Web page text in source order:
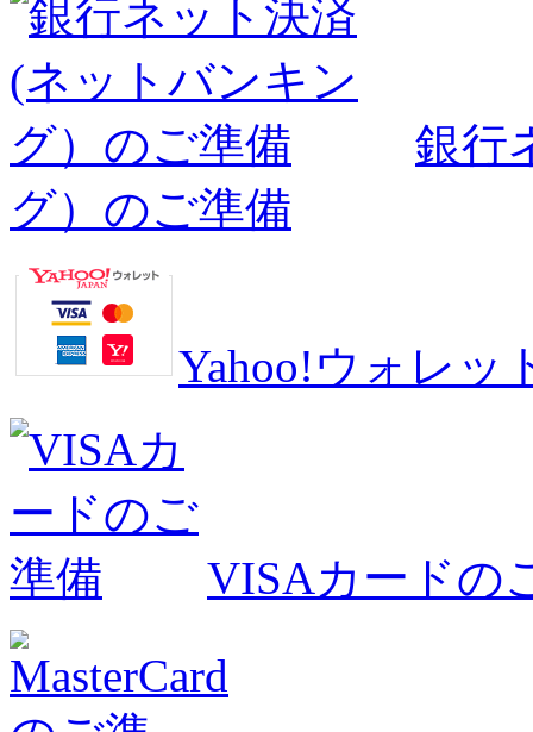
銀行
グ）のご準備
Yahoo!ウォレッ
VISAカードの